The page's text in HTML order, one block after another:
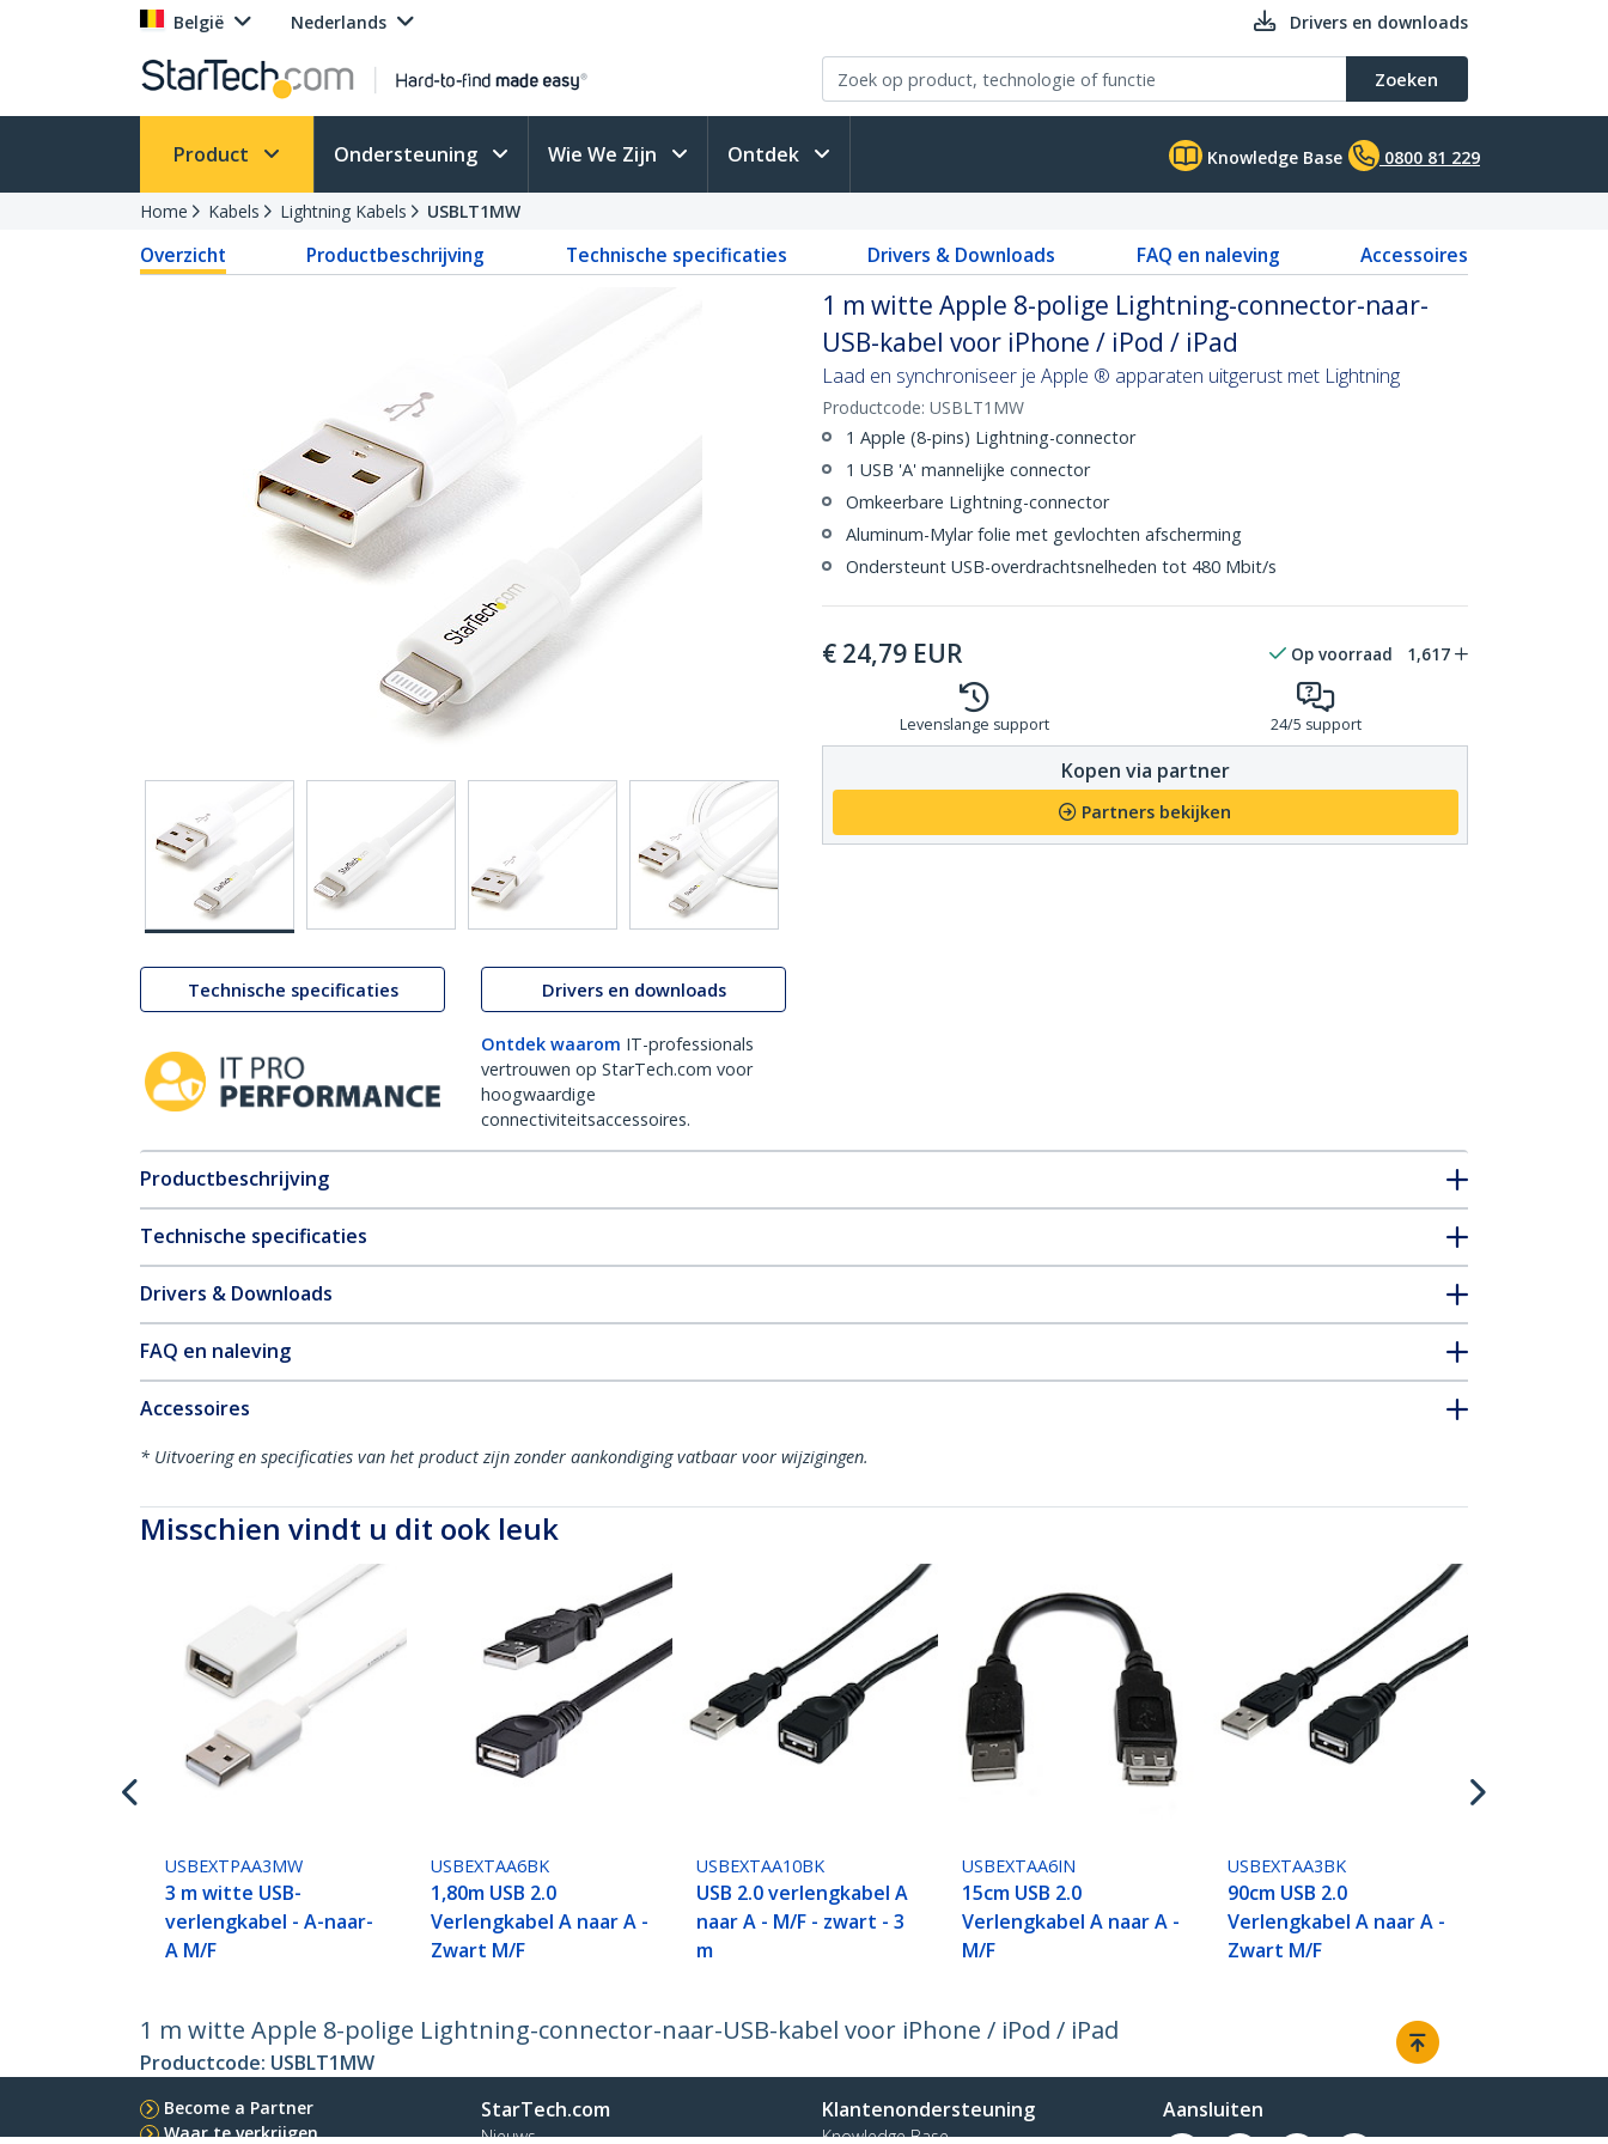
België Nederlands Drivers en downloads
Zoeken
Product Ondersteuning Wie We Zijn Ontdek Knowledge Base 0800 81 229
Home Kabels Lightning Kabels USBLT1MW
Overzicht Productbeschrijving Technische specificaties Drivers & Downloads FAQ en naleving Accessoires
Technische specificaties Drivers en downloads
Ontdek waarom IT-professionals
vertrouwen op StarTech.com voor
hoogwaardige
connectiviteitsaccessoires.
1 m witte Apple 8-polige Lightning-connector-naar-
USB-kabel voor iPhone / iPod / iPad
Laad en synchroniseer je Apple ® apparaten uitgerust met Lightning
Productcode: USBLT1MW
1 Apple (8-pins) Lightning-connector
1 USB 'A' mannelijke connector
Omkeerbare Lightning-connector
Aluminum-Mylar folie met gevlochten afscherming
Ondersteunt USB-overdrachtsnelheden tot 480 Mbit/s
€ 24,79 EUR Op voorraad 1,617
Levenslange support 24/5 support
Kopen via partner
Partners bekijken
Productbeschrijving
Technische specificaties
Drivers & Downloads
FAQ en naleving
Accessoires
* Uitvoering en specificaties van het product zijn zonder aankondiging vatbaar voor wijzigingen.
Misschien vindt u dit ook leuk
USBEXTPAA3MW
3 m witte USB-
verlengkabel - A-naar-
A M/F
USBEXTAA6BK
1,80m USB 2.0
Verlengkabel A naar A -
Zwart M/F
USBEXTAA10BK
USB 2.0 verlengkabel A
naar A - M/F - zwart - 3
m
USBEXTAA6IN
15cm USB 2.0
Verlengkabel A naar A -
M/F
USBEXTAA3BK
90cm USB 2.0
Verlengkabel A naar A -
Zwart M/F
1 m witte Apple 8-polige Lightning-connector-naar-USB-kabel voor iPhone / iPod / iPad
Productcode: USBLT1MW
Become a Partner
Waar te verkrijgen
StarTech.com
Nieuws
Klantenondersteuning
Knowledge Base
Aansluiten